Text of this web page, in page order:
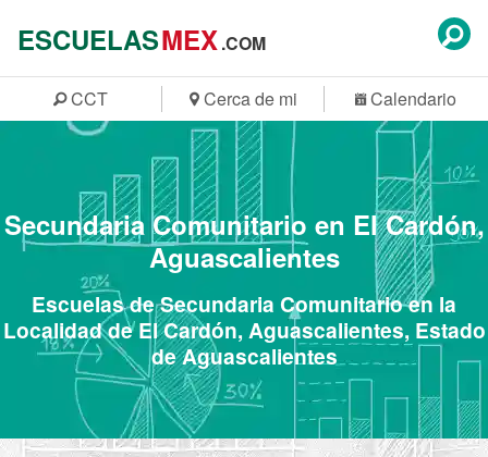
ESCUELASMEX.COM
CCT Cerca de mi Calendario
Secundaria Comunitario en El Cardón,
Aguascalientes
Escuelas de Secundaria Comunitario en la
Localidad de El Cardón, Aguascalientes, Estado
de Aguascalientes